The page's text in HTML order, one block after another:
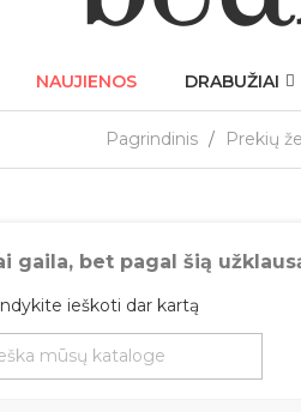
NAUJIENOS DRABUŽIAI
Pagrindinis Prekių
gaila, bet pagal šią
ieškoti dar kartą